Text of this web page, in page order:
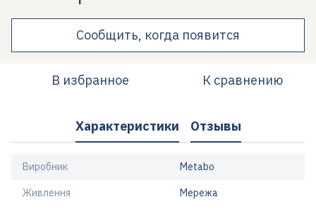
Сообщить, когда появится
В избранное К сравнению
Характеристики Отзывы
Виробник Metabo
Живлення Мережа